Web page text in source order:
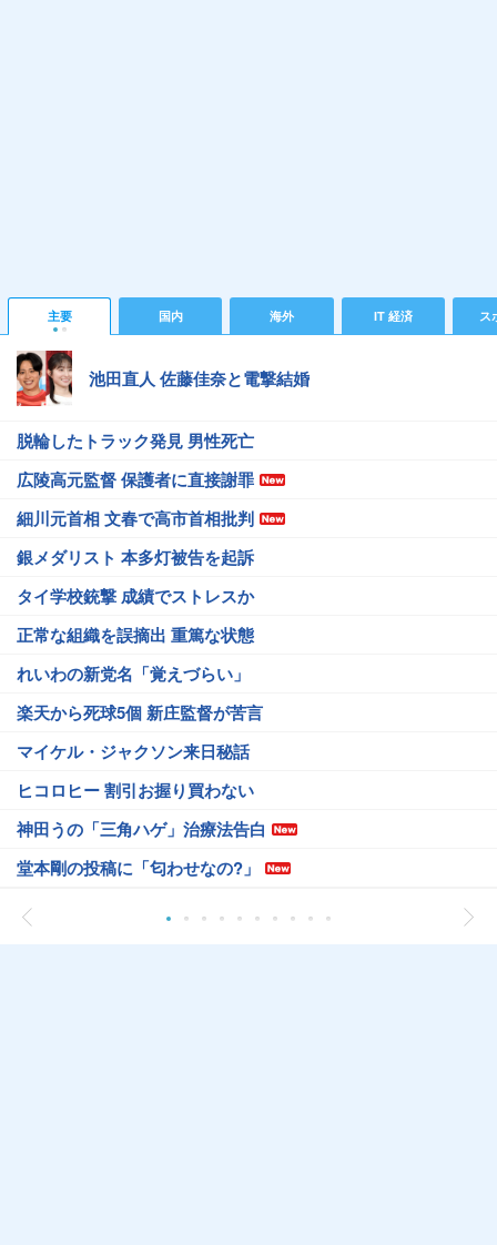
主要 国内 海外 IT 経済 ス
池田直人 佐藤佳奈と電撃結婚
脱輪したトラック発見 男性死亡
広陵高元監督 保護者に直接謝罪
細川元首相 文春で高市首相批判
銀メダリスト 本多灯被告を起訴
タイ学校銃撃 成績でストレスか
正常な組織を誤摘出 重篤な状態
れいわの新党名「覚えづらい」
楽天から死球5個 新庄監督が苦言
マイケル・ジャクソン来日秘話
ヒコロヒー 割引お握り買わない
神田うの「三角ハゲ」治療法告白
堂本剛の投稿に「匂わせなの?」